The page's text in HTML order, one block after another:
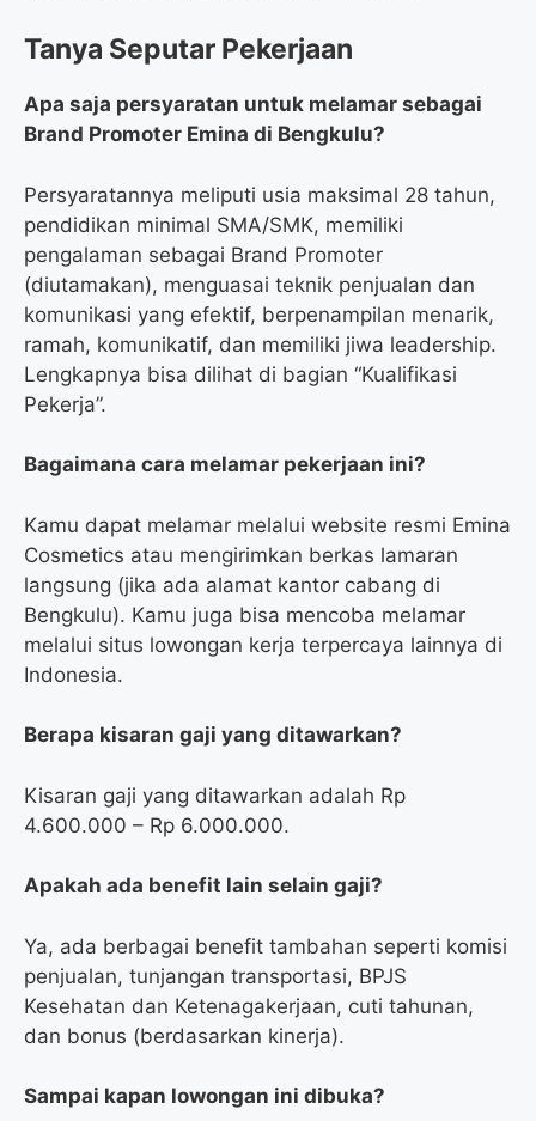
Tanya Seputar Pekerjaan
Apa saja persyaratan untuk melamar sebagai
Brand Promoter Emina di Bengkulu?
Persyaratannya meliputi usia maksimal 28 tahun,
pendidikan minimal SMA/SMK, memiliki
pengalaman sebagai Brand Promoter
(diutamakan), menguasai teknik penjualan dan
komunikasi yang efektif, berpenampilan menarik,
ramah, komunikatif, dan memiliki jiwa leadership.
Lengkapnya bisa dilihat di bagian “Kualifikasi
Pekerja”.
Bagaimana cara melamar pekerjaan ini?
Kamu dapat melamar melalui website resmi Emina
Cosmetics atau mengirimkan berkas lamaran
langsung (jika ada alamat kantor cabang di
Bengkulu). Kamu juga bisa mencoba melamar
melalui situs lowongan kerja terpercaya lainnya di
Indonesia.
Berapa kisaran gaji yang ditawarkan?
Kisaran gaji yang ditawarkan adalah Rp
4.600.000 – Rp 6.000.000.
Apakah ada benefit lain selain gaji?
Ya, ada berbagai benefit tambahan seperti komisi
penjualan, tunjangan transportasi, BPJS
Kesehatan dan Ketenagakerjaan, cuti tahunan,
dan bonus (berdasarkan kinerja).
Sampai kapan lowongan ini dibuka?